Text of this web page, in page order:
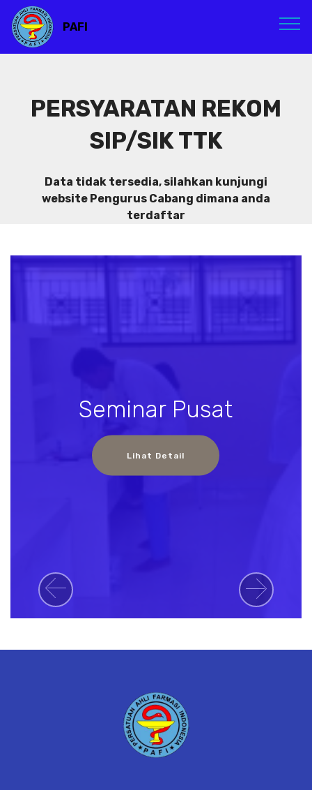
PAFI
PERSYARATAN REKOM
SIP/SIK TTK
Data tidak tersedia, silahkan kunjungi
website Pengurus Cabang dimana anda
terdaftar
Seminar Pusat
Lihat Detail
Previous Next